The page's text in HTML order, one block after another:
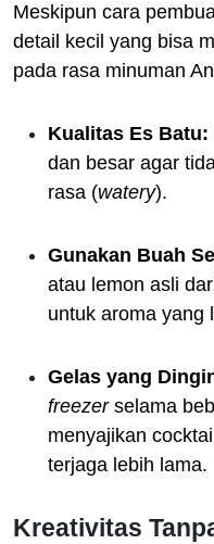
Meskipun cara
detail kecil yang bisa
pada rasa minuman
Kualitas Es Batu:
dan besar agar
rasa (watery).
Gunakan Buah
atau lemon asli
untuk aroma yang
Gelas yang
freezerselama
menyajikan
terjaga lebih lama.
Kreativitas